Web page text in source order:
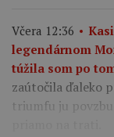
Včera 12:36
legendárnom
túžila som po
zaútočila ďaleko
triumfu ju